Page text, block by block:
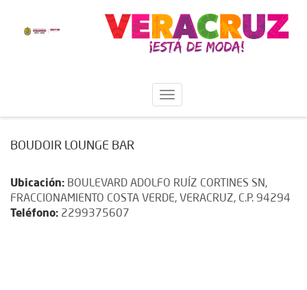
BOUDOIR LOUNGE BAR
Ubicación: BOULEVARD ADOLFO RUÍZ CORTINES SN,
FRACCIONAMIENTO COSTA VERDE, VERACRUZ, C.P. 94294
Teléfono: 2299375607